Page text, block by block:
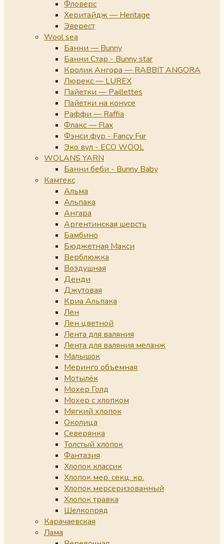
Фловерс
Херитайдж — Heritage
Эверест
Wool sea
Банни — Bunny
Банни Стар - Bunny star
Кролик Ангора — RABBIT ANGORA
Люрекс — LUREX
Пайетки — Paillettes
Пайетки на конусе
Раффи — Raffia
Флакс — Flax
Фэнси фур - Fancy Fur
Эко вул - ECO WOOL
WOLANS YARN
Банни беби - Bunny Baby
Камтекс
Альма
Альпака
Ангара
Аргентинская шерсть
Бамбино
Бюджетная Макси
Верблюжка
Воздушная
Денди
Джутовая
Криа Альпака
Лен
Лен цветной
Лента для валяния
Лента для валяния меланж
Малышок
Меринго объемная
Мотылёк
Мохер Голд
Мохер с хлопком
Мягкий хлопок
Околица
Северянка
Толстый хлопок
Фантазия
Хлопок классик
Хлопок мер. секц. кр.
Хлопок мерсеризованный
Хлопок травка
Шелкопряд
Карачаевская
Лама